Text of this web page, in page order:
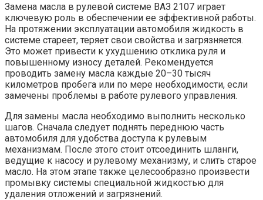
Замена масла в рулевой системе ВАЗ 2107 играет
ключевую роль в обеспечении ее эффективной работы.
На протяжении эксплуатации автомобиля жидкость в
системе стареет, теряет свои свойства и загрязняется.
Это может привести к ухудшению отклика руля и
повышенному износу деталей. Рекомендуется
проводить замену масла каждые 20–30 тысяч
километров пробега или по мере необходимости, если
замечены проблемы в работе рулевого управления.
Для замены масла необходимо выполнить несколько
шагов. Сначала следует поднять переднюю часть
автомобиля для удобства доступа к рулевым
механизмам. После этого стоит отсоединить шланги,
ведущие к насосу и рулевому механизму, и слить старое
масло. На этом этапе также целесообразно произвести
промывку системы специальной жидкостью для
удаления отложений и загрязнений.